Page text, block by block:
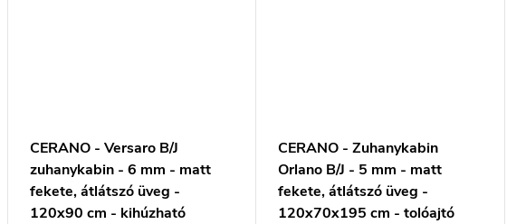
CERANO - Versaro B/J
zuhanykabin - 6 mm - matt
fekete, átlátszó üveg -
120x90 cm - kihúzható
CERANO - Zuhanykabin
Orlano B/J - 5 mm - matt
fekete, átlátszó üveg -
120x70x195 cm - tolóajtó